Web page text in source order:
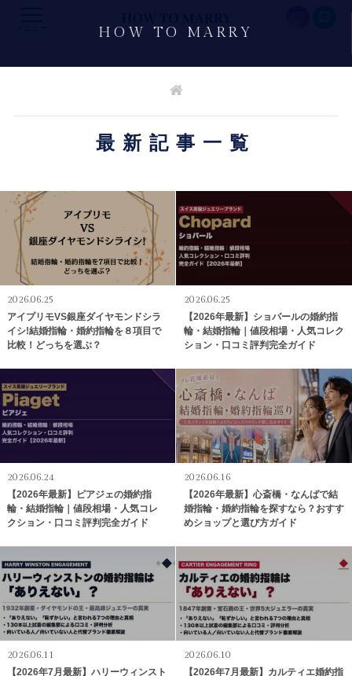
HOW TO MARRY
最新記事一覧
2026.06.25
アイプリモVS銀座ダイヤモンドシラ
イシ!結婚指輪・婚約指輪を８項目で
比較！どっちを選ぶ？
2026.06.25
【2026年最新】ショパールの婚約指
輪・結婚指輪｜値段相場・人気コレク
ション・口コミ評判完全ガイド
2026.06.24
【2026年最新】ピアジェの婚約指
輪・結婚指輪｜値段相場・人気コレ
クション・口コミ評判完全ガイド
2026.06.16
【2026年最新】心斎橋・なんばで結
婚指輪・婚約指輪を探すなら？おすす
めショップと選び方ガイド
2026.06.11
【2026年7月最新】ハリーウィンスト
2026.06.10
【2026年7月最新】カルティエ婚約指